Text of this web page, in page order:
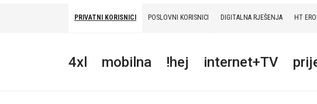
PRIVATNI KORISNICI POSLOVNI KORISNICI DIGITALNA RJEŠENJA HT
4xl mobilna !hej internet+TV